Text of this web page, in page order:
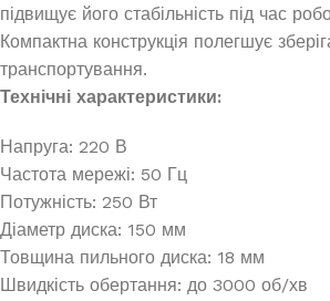
підвищує його стабільність під час
Компактна конструкція полегшує
транспортування.
Технічні характеристики:
Напруга: 220 В
Частота мережі: 50 Гц
Потужність: 250 Вт
Діаметр диска: 150 мм
Товщина пильного диска: 18 мм
Швидкість обертання: до 3000 об/хв